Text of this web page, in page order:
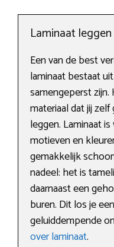
Laminaat
Een van de best
laminaat bestaat
samengeperst
materiaal dat jij
leggen. Laminaat
motieven en
gemakkelijk
nadeel: het is
daarnaast een
buren. Dit los je
geluiddempende
over laminaat.